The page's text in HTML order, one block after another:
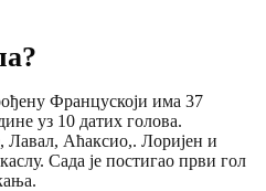
Францускоји има 37
уз 10 датих голова.
Лавал, Аћаксио,. Лоријен и
Сада је постигао први гол